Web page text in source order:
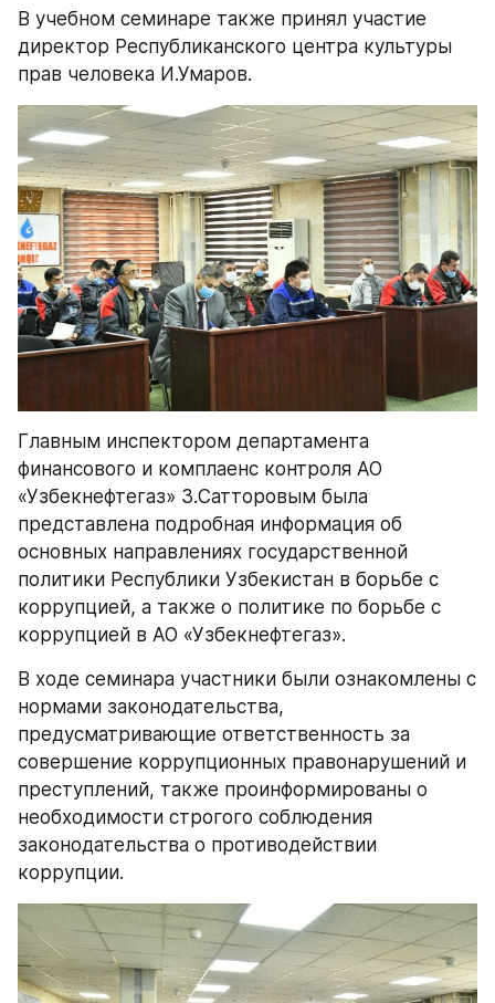
В учебном семинаре также принял участие
директор Республиканского центра культуры
прав человека И.Умаров.
Главным инспектором департамента
финансового и комплаенс контроля АО
«Узбекнефтегаз» З.Сатторовым была
представлена подробная информация об
основных направлениях государственной
политики Республики Узбекистан в борьбе с
коррупцией, а также о политике по борьбе с
коррупцией в АО «Узбекнефтегаз».
В ходе семинара участники были ознакомлены с
нормами законодательства,
предусматривающие ответственность за
совершение коррупционных правонарушений и
преступлений, также проинформированы о
необходимости строгого соблюдения
законодательства о противодействии
коррупции.